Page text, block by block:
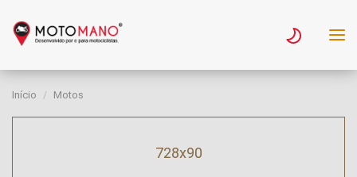
Início Motos
728x90